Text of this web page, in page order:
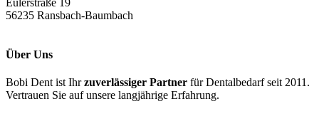
56235 Ransbach-Baumbach
Über Uns
Bobi Dent ist Ihrzuverlässiger Partner für Dentalbedarf seit 2011.
Vertrauen Sie auf unsere langjährige Erfahrung.